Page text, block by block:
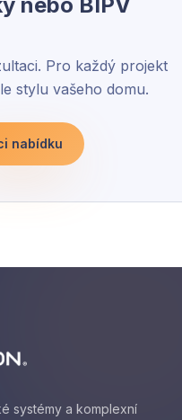
Pro každý projekt
stylu vašeho domu.
nabídku
systémy a komplexní